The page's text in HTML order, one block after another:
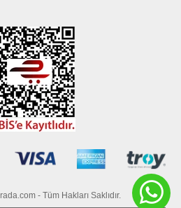
- Tüm Hakları Saklıdır.